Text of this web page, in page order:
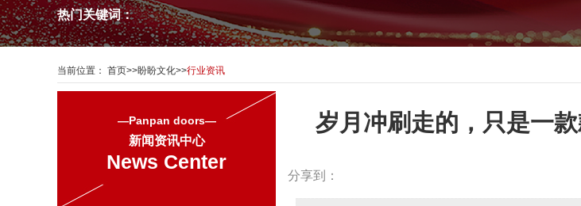
热门关键词：
当前位置： 首页>>盼盼文化>>行业资讯
—Panpan doors—
新闻资讯中心
News Center
岁月冲刷走的，只是一
分享到：